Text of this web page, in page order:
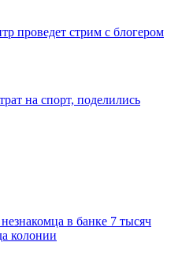
проведет стрим с блогером
на спорт, поделились
в банке 7 тысяч
колонии